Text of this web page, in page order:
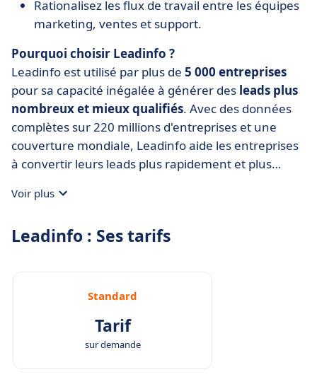
Rationalisez les flux de travail entre les équipes
marketing, ventes et support.
Pourquoi choisir Leadinfo ?
Leadinfo est utilisé par plus de 5 000 entreprises
pour sa capacité inégalée à générer des leads plus
nombreux et mieux qualifiés. Avec des données
complètes sur 220 millions d'entreprises et une
couverture mondiale, Leadinfo aide les entreprises
à convertir leurs leads plus rapidement et plus
Voir plus
Leadinfo : Ses tarifs
Standard
Tarif
sur demande